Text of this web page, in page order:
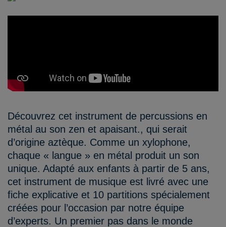
Découvrez cet instrument de percussions en
métal au son zen et apaisant., qui serait
d’origine aztèque. Comme un xylophone,
chaque « langue » en métal produit un son
unique. Adapté aux enfants à partir de 5 ans,
cet instrument de musique est livré avec une
fiche explicative et 10 partitions spécialement
créées pour l’occasion par notre équipe
d’experts. Un premier pas dans le monde